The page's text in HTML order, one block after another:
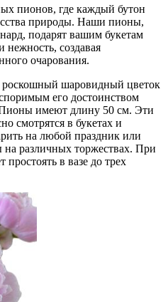
пионов, где каждый бутон
природы. Наши пионы,
подарят вашим букетам
нежность, создавая
очарования.
роскошный шаровидный цветок
его достоинством
имеют длину 50 см. Эти
смотрятся в букетах и
на любой праздник или
на различных торжествах. При
в вазе до трех